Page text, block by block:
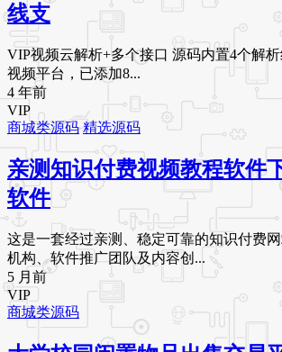
线支
VIP视频云解析+多个接口 源码内置4个解
视频平台，已添加8...
4 年前
VIP
商城类源码 精选源码
亲测知识付费视频教程软件
软件
这是一套经过亲测、稳定可靠的知识付费
机构、软件推广团队及内容创...
5 月前
VIP
商城类源码